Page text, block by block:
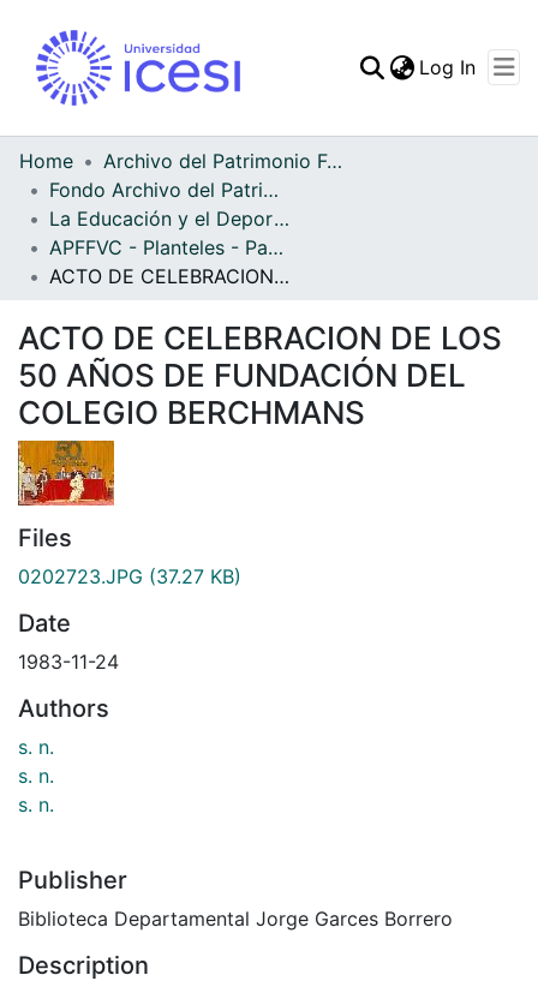
Log In
Home
Archivo del Patrimonio Fotográfico y Fílmico del Valle del Cauca
Fondo Archivo del Patrimonio Fotográfico y Fílmico del Valle del Cauca
La Educación y el Deporte
APFFVC - Planteles - Patrimonial
ACTO DE CELEBRACION DE LOS 50 AÑOS DE FUNDACIÓN DEL COLEGIO BERCHMANS
ACTO DE CELEBRACION DE LOS
50 AÑOS DE FUNDACIÓN DEL
COLEGIO BERCHMANS
Files
0202723.JPG (37.27 KB)
Date
1983-11-24
Authors
s. n.
s. n.
s. n.
Publisher
Biblioteca Departamental Jorge Garces Borrero
Description